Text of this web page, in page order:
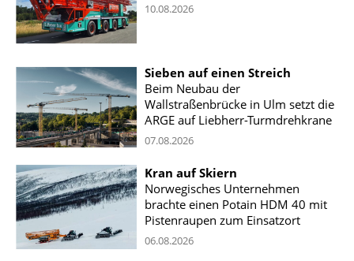
10.08.2026
Sieben auf einen Streich
Beim Neubau der
Wallstraßenbrücke in Ulm setzt die
ARGE auf Liebherr-Turmdrehkrane
07.08.2026
Kran auf Skiern
Norwegisches Unternehmen
brachte einen Potain HDM 40 mit
Pistenraupen zum Einsatzort
06.08.2026